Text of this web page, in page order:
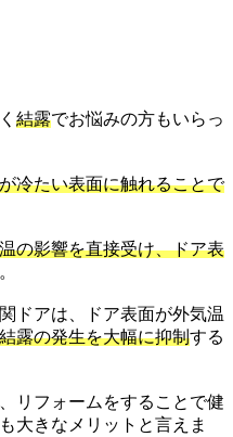
結露でお悩みの方もいらっ
冷たい表面に触れることで
の影響を直接受け、ドア表
ドアは、ドア表面が外気温
結露の発生を大幅に抑制する
リフォームをすることで健
大きなメリットと言えま